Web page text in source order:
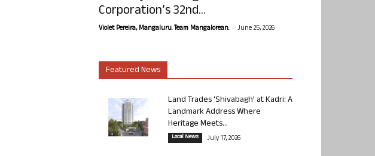
Corporation’s 32nd...
Violet Pereira, Mangaluru. Team Mangalorean. - June 25, 2026
Featured News
Land Trades ‘Shivabagh’ at Kadri: A
Landmark Address Where
Heritage Meets...
Local News July 17, 2026